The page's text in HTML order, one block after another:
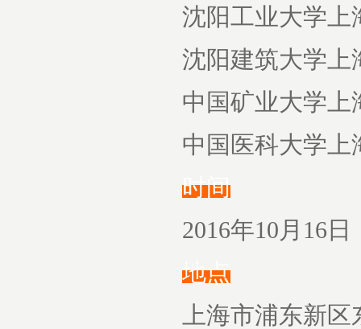
沈阳工业大学上
沈阳建筑大学上
中国矿业大学上
中国医科大学上
时间
2016年10月16
地点
上海市浦东新